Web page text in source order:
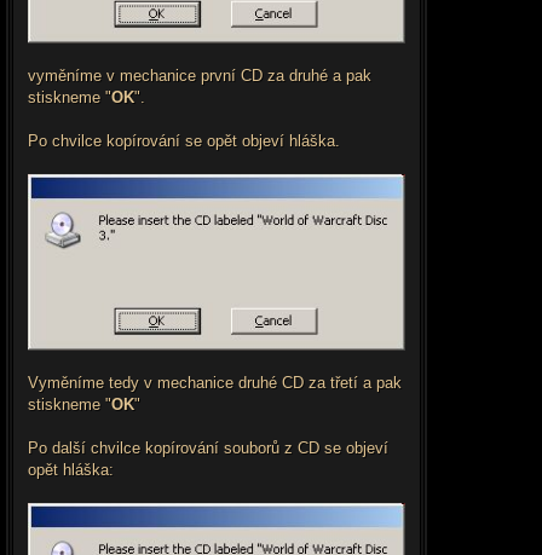
vyměníme v mechanice první CD za druhé a pak
stiskneme "OK".
Po chvilce kopírování se opět objeví hláška.
Vyměníme tedy v mechanice druhé CD za třetí a pak
stiskneme "OK"
Po další chvilce kopírování souborů z CD se objeví
opět hláška: